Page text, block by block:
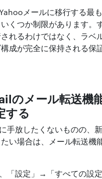
メールに移行する最
くつか制限があります。
れるわけではなく、ラベ
成が完全に保持される保
のメール転送機
する
手放したくないものの、
い場合は、メール転送機
「設定」→「すべての設定